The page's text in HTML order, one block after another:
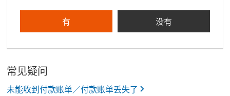
有 没有
常见疑问
未能收到付款账单／付款账单丢失了